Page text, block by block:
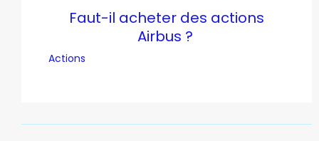
Faut-il acheter des actions
Airbus ?
Actions